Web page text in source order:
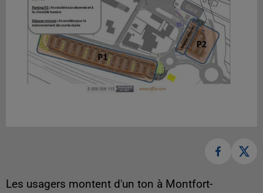
Les usagers montent d'un ton à Montfort-